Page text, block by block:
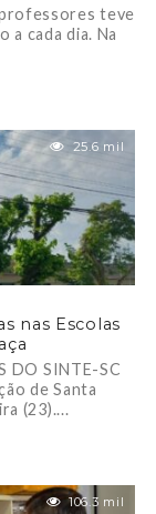
professores teve
a cada dia. Na
25.6 mil
nas Escolas
DO SINTE-SC
de Santa
(23)....
106.3 mil